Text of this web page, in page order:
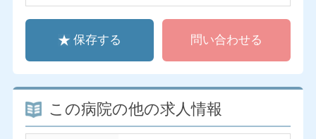
保存する 問い合わせる
この病院の他の求人情報